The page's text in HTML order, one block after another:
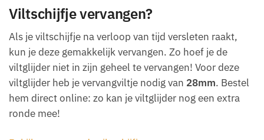
Viltschijfje vervangen?
Als je viltschijfje na verloop van tijd versleten raakt,
kun je deze gemakkelijk vervangen. Zo hoef je de
viltglijder niet in zijn geheel te vervangen! Voor deze
viltglijder heb je vervangviltje nodig van 28mm. Bestel
hem direct online: zo kan je viltglijder nog een extra
ronde mee!